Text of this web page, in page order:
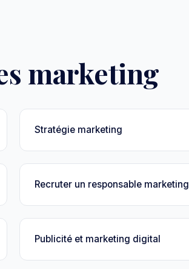
marketing
Stratégie marketing
Recruter un responsable marketing
Publicité et marketing digital